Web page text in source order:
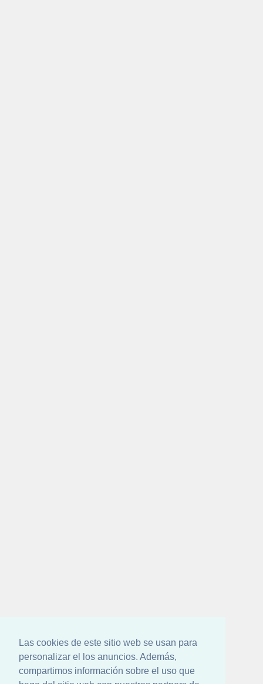
Las cookies de este sitio web se usan para
personalizar el los anuncios. Además,
compartimos información sobre el uso que